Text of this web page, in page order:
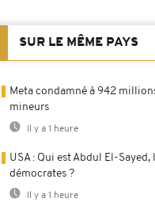
SUR LE MÊME PAYS
Meta condamné à 942
mineurs
Il y a 1 heure
USA : Qui est Abdul El-
démocrates ?
Il y a 1 heure